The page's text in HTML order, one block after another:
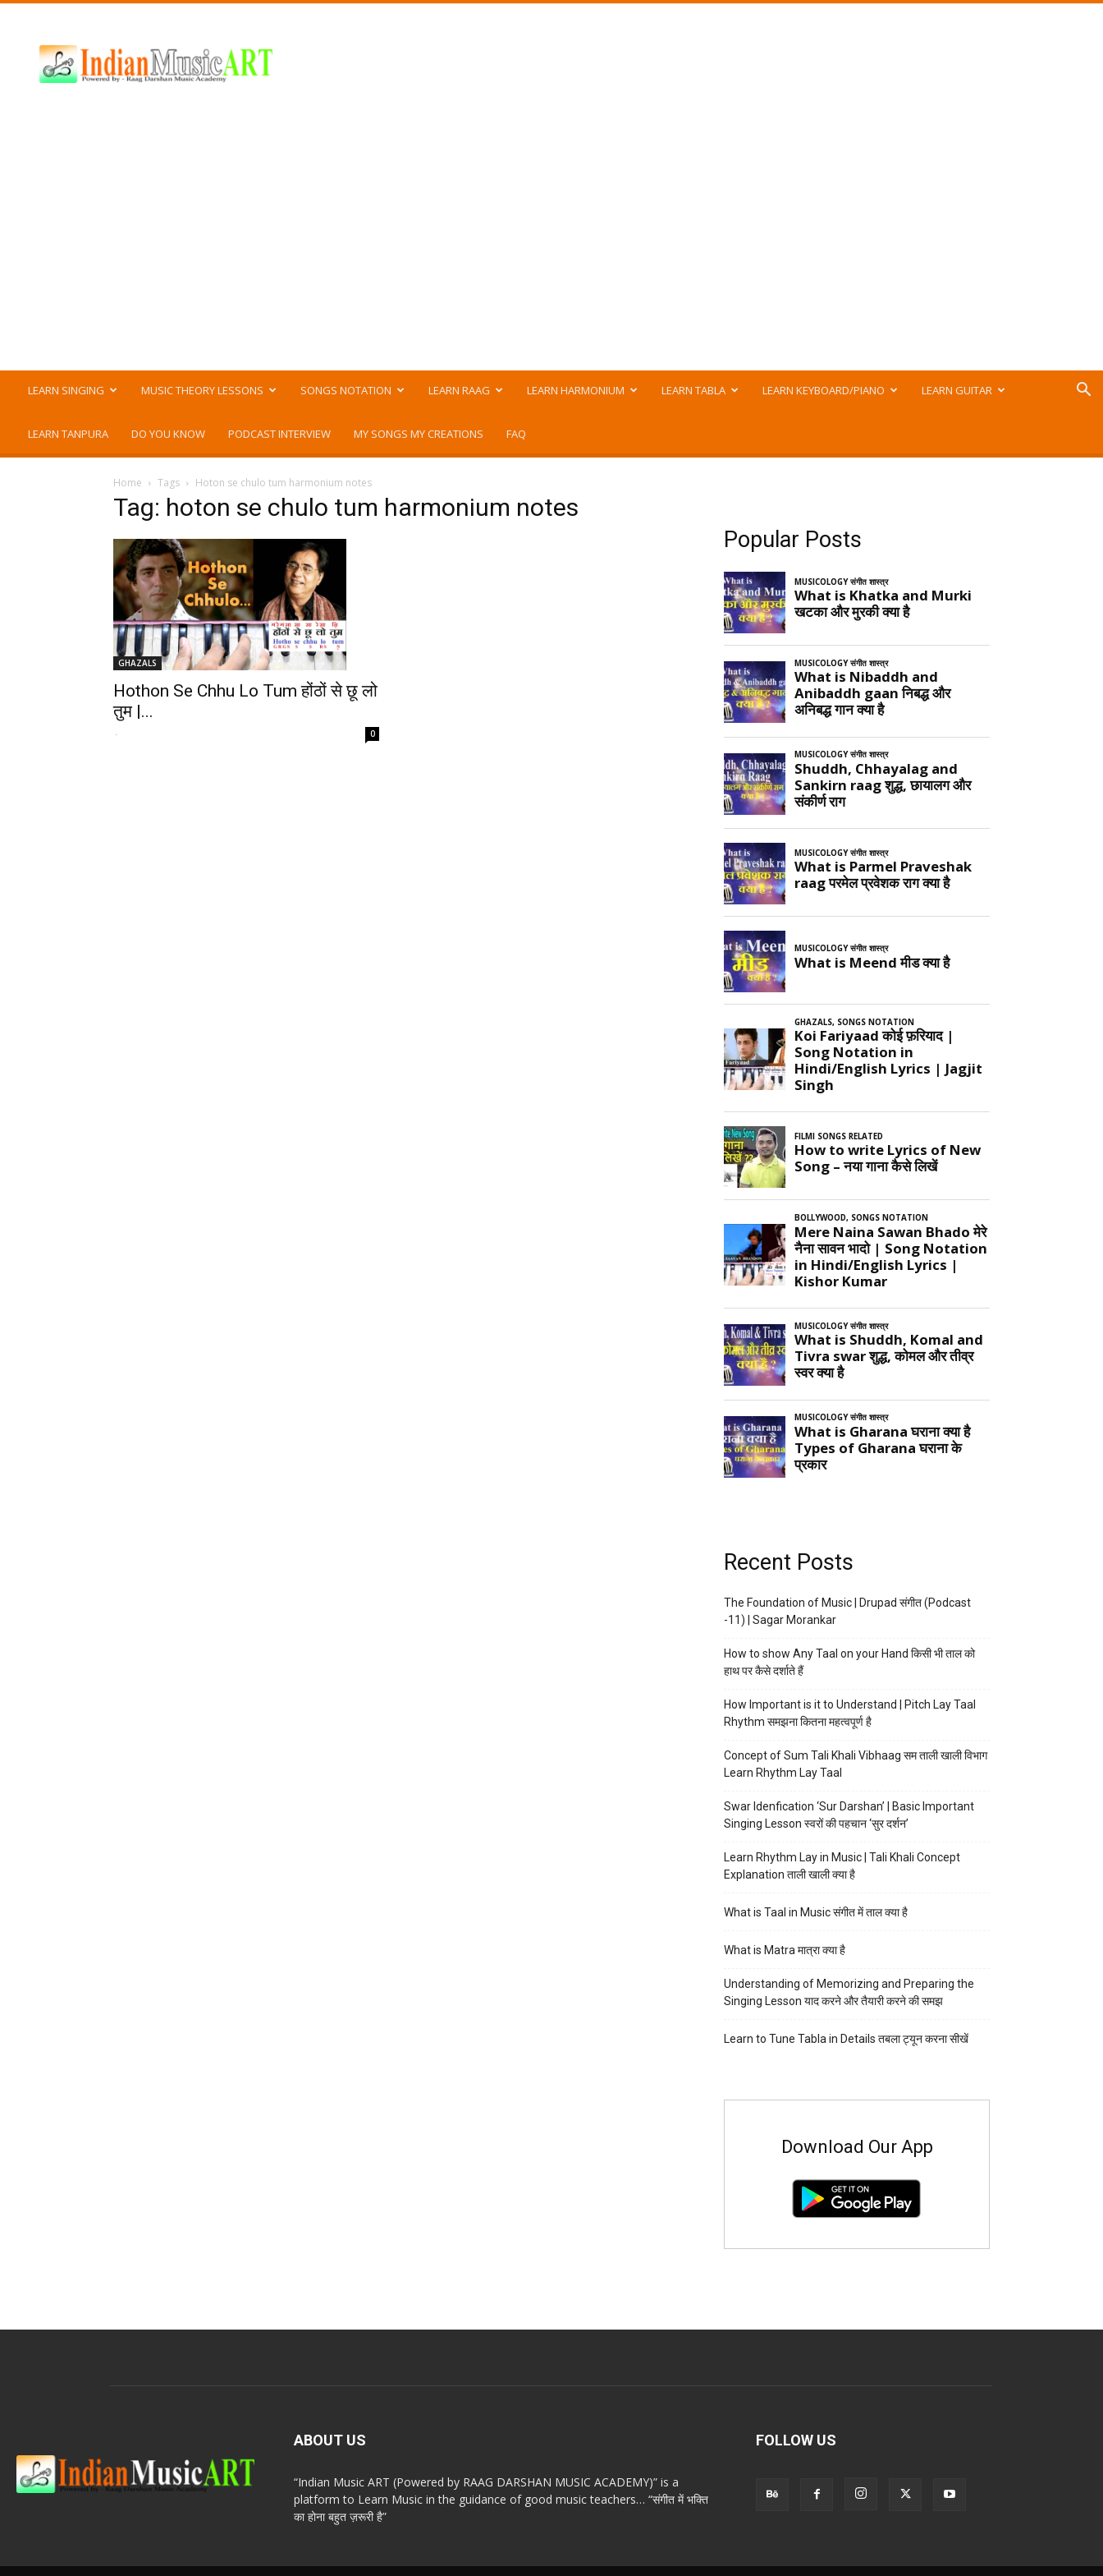
Music
ART
LEARN SINGING MUSIC THEORY LESSONS SONGS NOTATION LEARN RAAG LEARN HARMONIUM LEARN TABLA LEARN KEYBOARD/PIANO LEARN GUITAR
LEARN TANPURA DO YOU KNOW PODCAST INTERVIEW MY SONGS MY CREATIONS FAQ
Home Tags Hoton se chulo tum harmonium notes
Tag: hoton se chulo tum harmonium notes
GHAZALS
Hothon Se Chhu Lo Tum होंठों से छू लो
तुम |...
- 0
Popular Posts
Recent Posts
The Foundation of Music | Drupad संगीत (Podcast
-11) | Sagar Morankar
How to show Any Taal on your Hand किसी भी ताल को
हाथ पर कैसे दर्शाते हैं
How Important is it to Understand | Pitch Lay Taal
Rhythm समझना कितना महत्वपूर्ण है
Concept of Sum Tali Khali Vibhaag सम ताली खाली विभाग
Learn Rhythm Lay Taal
Swar Idenfication ‘Sur Darshan’ | Basic Important
Singing Lesson स्वरों की पहचान ‘सुर दर्शन’
Learn Rhythm Lay in Music | Tali Khali Concept
Explanation ताली खाली क्या है
What is Taal in Music संगीत में ताल क्या है
What is Matra मात्रा क्या है
Understanding of Memorizing and Preparing the
Singing Lesson याद करने और तैयारी करने की समझ
Learn to Tune Tabla in Details तबला ट्यून करना सीखें
Download Our App
ABOUT US
“Indian Music ART (Powered by RAAG DARSHAN MUSIC ACADEMY)” is a
platform to Learn Music in the guidance of good music teachers… “संगीत में भक्ति
का होना बहुत ज़रूरी है”
FOLLOW US